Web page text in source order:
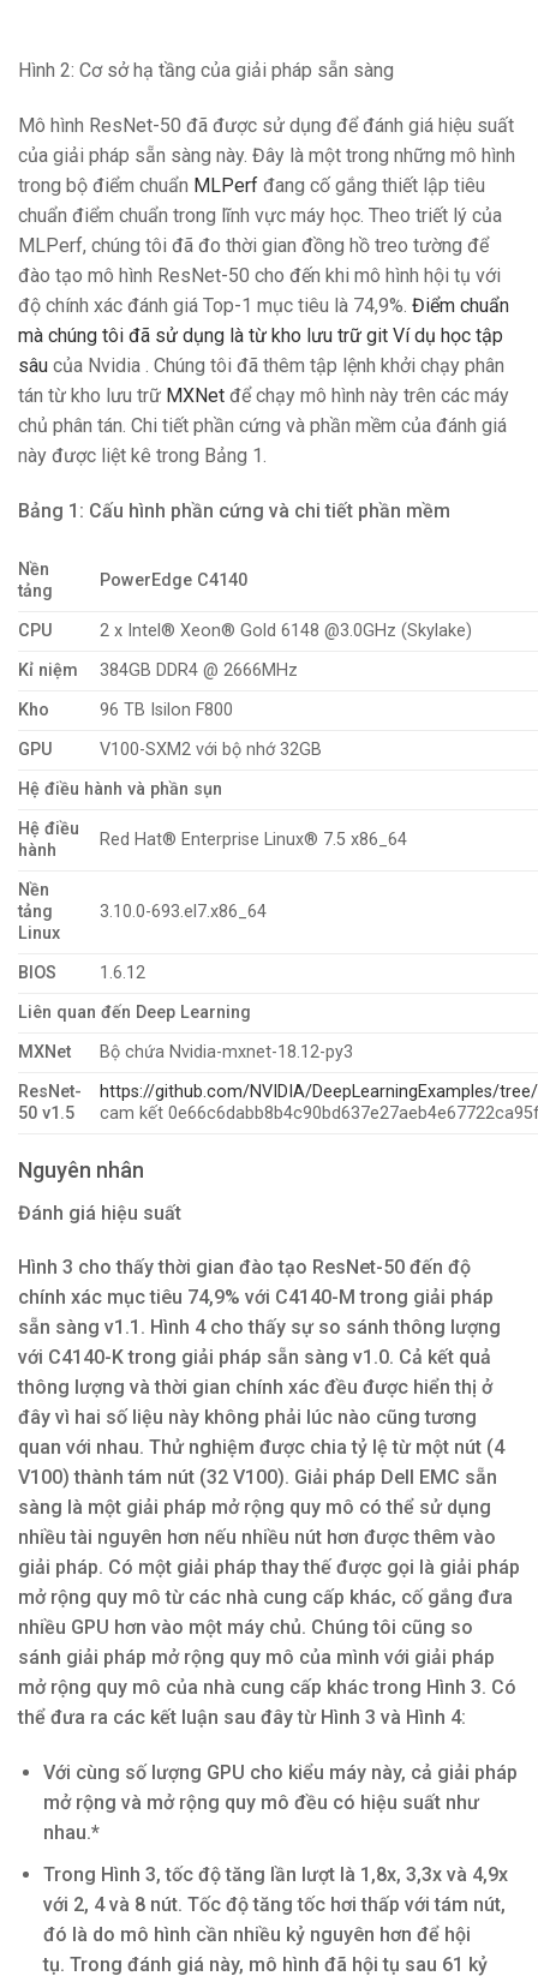
Hình 2: Cơ sở hạ tầng của giải pháp sẵn sàng
Mô hình ResNet-50 đã được sử dụng để đánh giá hiệu suất
của giải pháp sẵn sàng này. Đây là một trong những mô hình
trong bộ điểm chuẩn MLPerf đang cố gắng thiết lập tiêu
chuẩn điểm chuẩn trong lĩnh vực máy học. Theo triết lý của
MLPerf, chúng tôi đã đo thời gian đồng hồ treo tường để
đào tạo mô hình ResNet-50 cho đến khi mô hình hội tụ với
độ chính xác đánh giá Top-1 mục tiêu là 74,9%. Điểm chuẩn
mà chúng tôi đã sử dụng là từ kho lưu trữ git Ví dụ học tập
sâu của Nvidia . Chúng tôi đã thêm tập lệnh khởi chạy phân
tán từ kho lưu trữ MXNet để chạy mô hình này trên các máy
chủ phân tán. Chi tiết phần cứng và phần mềm của đánh giá
này được liệt kê trong Bảng 1.
Bảng 1: Cấu hình phần cứng và chi tiết phần mềm
Nền
tảng
PowerEdge C4140
CPU
2 x Intel® Xeon® Gold 6148 @3.0GHz (Skylake)
Kỉ niệm
384GB DDR4 @ 2666MHz
Kho
96 TB Isilon F800
GPU
V100-SXM2 với bộ nhớ 32GB
Hệ điều hành và phần sụn
Hệ điều
hành
Red Hat® Enterprise Linux® 7.5 x86_64
Nền
tảng
Linux
3.10.0-693.el7.x86_64
BIOS
1.6.12
Liên quan đến Deep Learning
MXNet
Bộ chứa Nvidia-mxnet-18.12-py3
ResNet-
50 v1.5
https://github.com/NVIDIA/DeepLearningExamples/
cam kết
Nguyên nhân
Đánh giá hiệu suất
Hình 3 cho thấy thời gian đào tạo ResNet-50 đến độ
chính xác mục tiêu 74,9% với C4140-M trong giải pháp
sẵn sàng v1.1. Hình 4 cho thấy sự so sánh thông lượng
với C4140-K trong giải pháp sẵn sàng v1.0. Cả kết quả
thông lượng và thời gian chính xác đều được hiển thị ở
đây vì hai số liệu này không phải lúc nào cũng tương
quan với nhau. Thử nghiệm được chia tỷ lệ từ một nút (4
V100) thành tám nút (32 V100). Giải pháp Dell EMC sẵn
sàng là một giải pháp mở rộng quy mô có thể sử dụng
nhiều tài nguyên hơn nếu nhiều nút hơn được thêm vào
giải pháp. Có một giải pháp thay thế được gọi là giải pháp
mở rộng quy mô từ các nhà cung cấp khác, cố gắng đưa
nhiều GPU hơn vào một máy chủ. Chúng tôi cũng so
sánh giải pháp mở rộng quy mô của mình với giải pháp
mở rộng quy mô của nhà cung cấp khác trong Hình 3. Có
thể đưa ra các kết luận sau đây từ Hình 3 và Hình 4:
Với cùng số lượng GPU cho kiểu máy này, cả giải pháp
mở rộng và mở rộng quy mô đều có hiệu suất như
nhau.*
Trong Hình 3, tốc độ tăng lần lượt là 1,8x, 3,3x và 4,9x
với 2, 4 và 8 nút. Tốc độ tăng tốc hơi thấp với tám nút,
đó là do mô hình cần nhiều kỷ nguyên hơn để hội
tụ. Trong đánh giá này, mô hình đã hội tụ sau 61 kỷ